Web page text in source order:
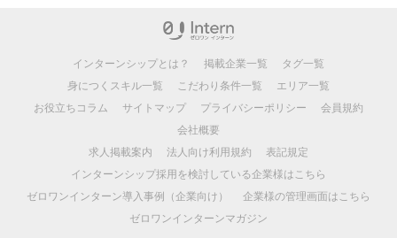
インターンシップとは？ 掲載企業一覧
タグ一覧
身につくスキル一覧
こだわり条件一覧
エリア一覧
お役立ちコラム
サイトマップ プライバシーポリシー
会員規約
会社概要
求人掲載案内
法人向け利用規約
表記規定
インターンシップ採用を検討している企業様はこちら
ゼロワンインターン導入事例（企業向け）
企業様の管理画面はこちら
ゼロワンインターンマガジン